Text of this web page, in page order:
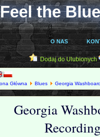
Feel the
O NAS
Dodaj do Ulubionych
Główna Blues
Georgia
1935 (2003)
Georgia